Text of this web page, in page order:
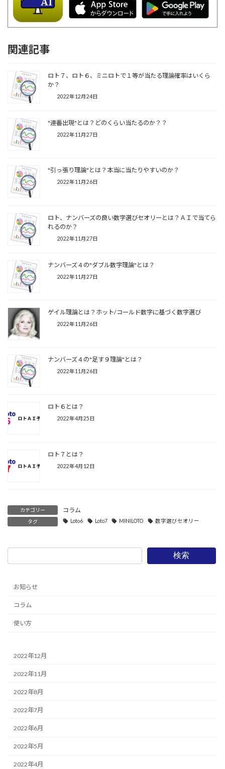
関連記事
ロト７、ロト６、ミニロトで１等が当たる理論確率はいくら
か？
2022年12月24日
"連番出現"とは？どのくらい当たるのか？？
2022年11月27日
"引っ張り理論"とは？本当に当たりやすいのか？
2022年11月26日
ロト、ナンバーズの良い数字選びセオリーとは？ＡＩで当てら
れるのか？
2022年11月27日
ナンバーズ４の"ダブル数字理論"とは？
2022年11月27日
ゲイル理論とは？ホット/コールド数字に基づく数字選び
2022年11月26日
ナンバーズ４の"足す９理論"とは？
2022年11月26日
ロト６とは？
2022年4月25日
ロト７とは？
2022年4月12日
カテゴリー コラム
タグ Loto6 Loto7 MINILOTO 数字選びセオリー
検索
お知らせ
コラム
使い方
2022年12月
2022年11月
2022年8月
2022年7月
2022年6月
2022年5月
2022年4月